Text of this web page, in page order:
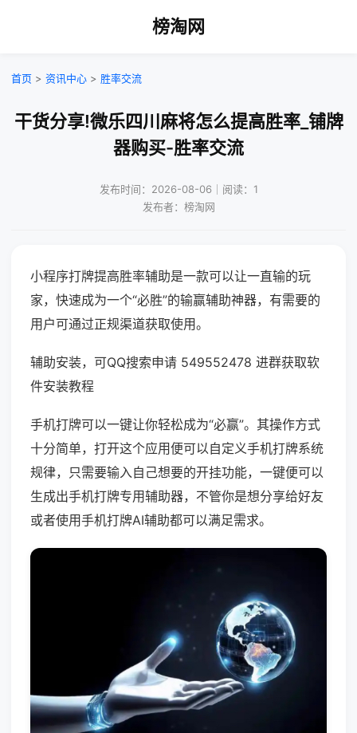
榜淘网
首页 > 资讯中心 > 胜率交流
干货分享!微乐四川麻将怎么提高胜率_铺牌
器购买-胜率交流
发布时间：2026-08-06｜阅读：1
发布者：榜淘网
小程序打牌提高胜率辅助是一款可以让一直输的玩
家，快速成为一个“必胜”的输赢辅助神器，有需要的
用户可通过正规渠道获取使用。
辅助安装，可QQ搜索申请 549552478 进群获取软
件安装教程
手机打牌可以一键让你轻松成为“必赢”。其操作方式
十分简单，打开这个应用便可以自定义手机打牌系统
规律，只需要输入自己想要的开挂功能，一键便可以
生成出手机打牌专用辅助器，不管你是想分享给好友
或者使用手机打牌AI辅助都可以满足需求。